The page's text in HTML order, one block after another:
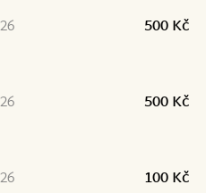
500 Kč
500 Kč
100 Kč